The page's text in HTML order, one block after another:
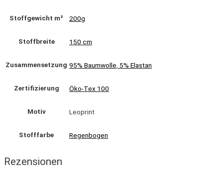
Stoffgewicht m² 200g
Stoffbreite 150 cm
Zusammensetzung 95% Baumwolle, 5% Elastan
Zertifizierung Öko-Tex 100
Motiv Leoprint
Stofffarbe Regenbogen
Rezensionen